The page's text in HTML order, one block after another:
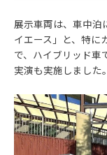
展示車両は、車中泊
イエース」と、特に
で、ハイブリッド車
実演も実施しました。